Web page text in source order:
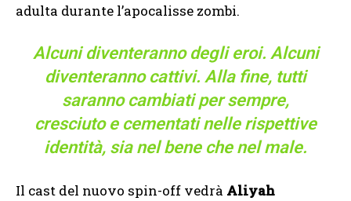
adulta durante l’apocalisse zombi.
Alcuni diventeranno degli eroi. Alcuni
diventeranno cattivi. Alla fine, tutti
saranno cambiati per sempre,
cresciuto e cementati nelle rispettive
identità, sia nel bene che nel male.
Il cast del nuovo spin-off vedrà Aliyah